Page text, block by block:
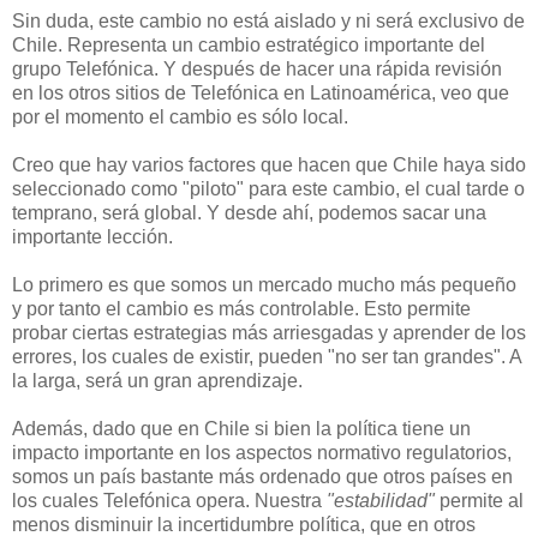
Sin duda, este cambio no está aislado y ni será exclusivo de
Chile. Representa un cambio estratégico importante del
grupo Telefónica. Y después de hacer una rápida revisión
en los otros sitios de Telefónica en Latinoamérica, veo que
por el momento el cambio es sólo local.
Creo que hay varios factores que hacen que Chile haya sido
seleccionado como "piloto" para este cambio, el cual tarde o
temprano, será global. Y desde ahí, podemos sacar una
importante lección.
Lo primero es que somos un mercado mucho más pequeño
y por tanto el cambio es más controlable. Esto permite
probar ciertas estrategias más arriesgadas y aprender de los
errores, los cuales de existir, pueden "no ser tan grandes". A
la larga, será un gran aprendizaje.
Además, dado que en Chile si bien la política tiene un
impacto importante en los aspectos normativo regulatorios,
somos un país bastante más ordenado que otros países en
los cuales Telefónica opera. Nuestra "estabilidad" permite al
menos disminuir la incertidumbre política, que en otros